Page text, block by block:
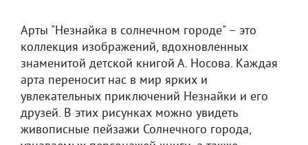
Арты "Незнайка в солнечном городе" – это
коллекция изображений, вдохновленных
знаменитой детской книгой А. Носова. Каждая
арта переносит нас в мир ярких и
увлекательных приключений Незнайки и его
друзей. В этих рисунках можно увидеть
живописные пейзажи Солнечного города,